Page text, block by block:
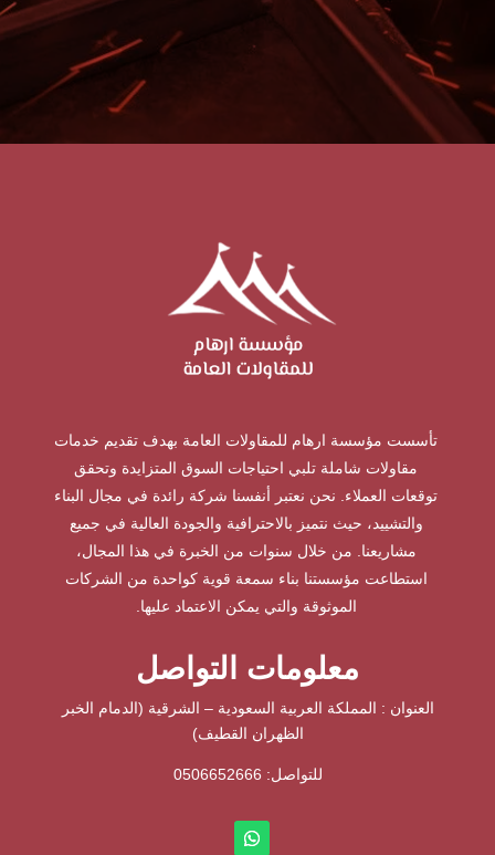
تأسست مؤسسة ارهام للمقاولات العامة بهدف تقديم خدمات
مقاولات شاملة تلبي احتياجات السوق المتزايدة وتحقق
توقعات العملاء. نحن نعتبر أنفسنا شركة رائدة في مجال البناء
والتشييد، حيث نتميز بالاحترافية والجودة العالية في جميع
مشاريعنا. من خلال سنوات من الخبرة في هذا المجال،
استطاعت مؤسستنا بناء سمعة قوية كواحدة من الشركات
الموثوقة والتي يمكن الاعتماد عليها.
معلومات التواصل
العنوان : المملكة العربية السعودية – الشرقية (الدمام الخبر
الظهران القطيف)
للتواصل: ⁦ 0506652666